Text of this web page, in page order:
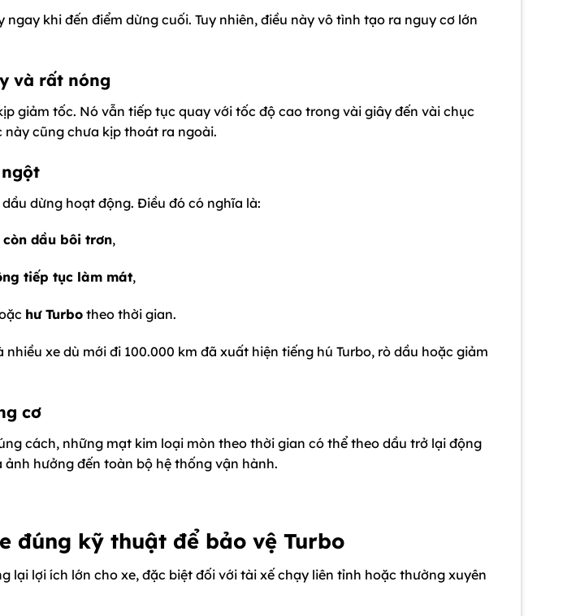
khi đến điểm dừng cuối. Tuy nhiên, điều này vô tình tạo ra nguy cơ lớn
và rất nóng
giảm tốc. Nó vẫn tiếp tục quay với tốc độ cao trong vài giây đến vài chục
này cũng chưa kịp thoát ra ngoài.
dừng hoạt động. Điều đó có nghĩa là:
còn dầu bôi trơn,
tiếp tục làm mát,
hư Turbotheo thời gian.
xe dù mới đi 100.000 km đã xuất hiện tiếng hú Turbo, rò dầu hoặc giảm
cơ
cách, những mạt kim loại mòn theo thời gian có thể theo dầu trở lại động
hưởng đến toàn bộ hệ thống vận hành.
đúng kỹ thuật để bảo vệ Turbo
lại lợi ích lớn cho xe, đặc biệt đối với tài xế chạy liên tỉnh hoặc thường xuyên